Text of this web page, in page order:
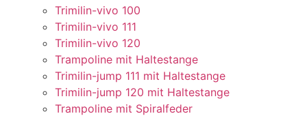
Trimilin-vivo 100
Trimilin-vivo 111
Trimilin-vivo 120
Trampoline mit Haltestange
Trimilin-jump 111 mit Haltestange
Trimilin-jump 120 mit Haltestange
Trampoline mit Spiralfeder